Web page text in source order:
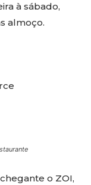
à sábado,
almoço.
o ZOI,